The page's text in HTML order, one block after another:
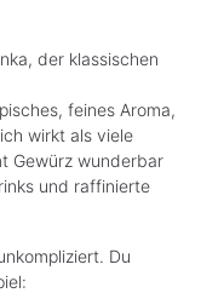
der klassischen
feines Aroma,
wirkt als viele
Gewürz wunderbar
und raffinierte
Du